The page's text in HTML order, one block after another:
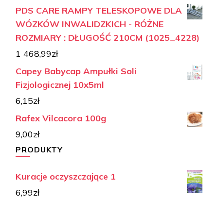
PDS CARE RAMPY TELESKOPOWE DLA
WÓZKÓW INWALIDZKICH - RÓŻNE
ROZMIARY : DŁUGOŚĆ 210CM (1025_4228)
1 468,99zł
Capey Babycap Ampułki Soli
Fizjologicznej 10x5ml
6,15zł
Rafex Vilcacora 100g
9,00zł
PRODUKTY
Kuracje oczyszczające 1
6,99zł